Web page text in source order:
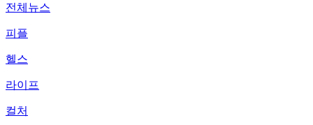
전체뉴스
피플
헬스
라이프
컬처